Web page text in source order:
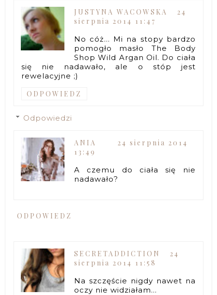
JUSTYNA WACOWSKA
24
sierpnia 2014 11:47
No cóż... Mi na stopy bardzo
pomogło masło The Body
Shop Wild Argan Oil. Do ciała
się nie nadawało, ale o stóp jest
rewelacyjne ;)
ODPOWIEDZ
Odpowiedzi
ANIA
24 sierpnia 2014
13:49
A czemu do ciała się nie
nadawało?
ODPOWIEDZ
SECRETADDICTION
24
sierpnia 2014 11:58
Na szczęście nigdy nawet na
oczy nie widziałam...